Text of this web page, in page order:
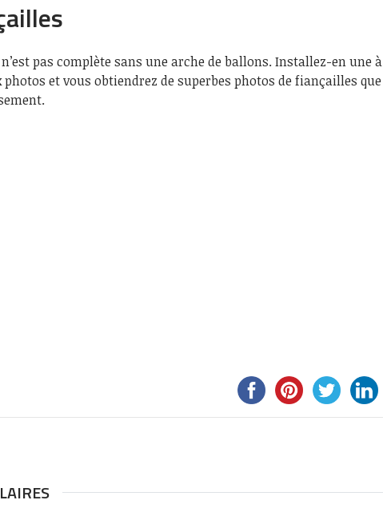
pas complète sans une arche de ballons. Installez-en une à
et vous obtiendrez de superbes photos de fiançailles que